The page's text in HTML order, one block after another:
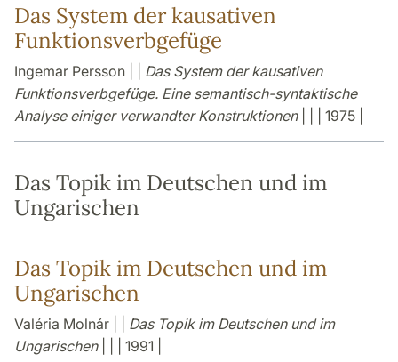
Das System der kausativen
Funktionsverbgefüge
Ingemar Persson | | Das System der kausativen
Funktionsverbgefüge. Eine semantisch-syntaktische
Analyse einiger verwandter Konstruktionen| | | 1975 |
Das Topik im Deutschen und im
Ungarischen
Das Topik im Deutschen und im
Ungarischen
Valéria Molnár | | Das Topik im Deutschen und im
Ungarischen| | | 1991 |